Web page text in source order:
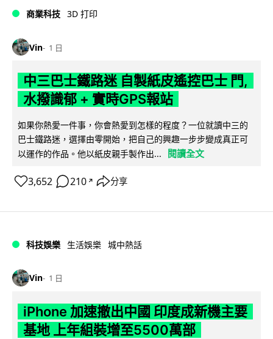
商業科技 3D 打印
Vin 1 日
中三巴士鐵路迷 自製紙皮遙控巴士 門,
水撥識郁 + 實時GPS報站
如果你熱愛一件事，你會熱愛到怎樣的程度？一位就讀中三的
巴士鐵路迷，選擇由零開始，把自己的興趣一步步變成真正可
以運作的作品。他以紙皮親手製作出...
閱讀全文
3,652 210 ↗ 分享
科技娛樂 生活娛樂 城中熱話
Vin 1 日
iPhone 加速撤出中國 印度成新機主要
基地 上年組裝增至5500萬部